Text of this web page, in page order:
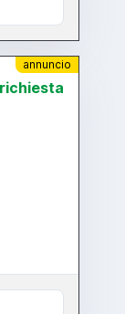
annuncio